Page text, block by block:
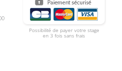
Possibilité de payer votre stage
en 3 fois sans frais